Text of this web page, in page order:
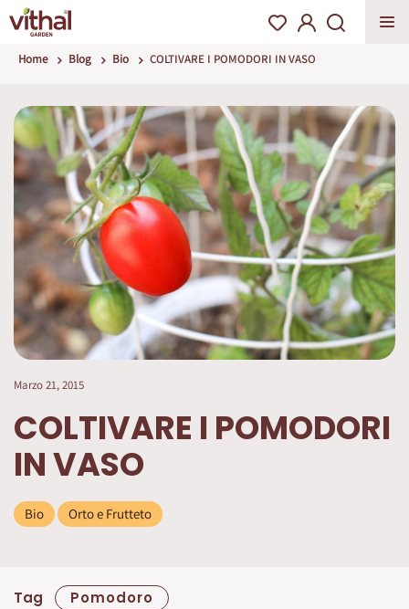
Home Blog Bio COLTIVARE I POMODORI IN VASO
Marzo 21, 2015
COLTIVARE I POMODORI
IN VASO
Bio Orto e Frutteto
Tag Pomodoro